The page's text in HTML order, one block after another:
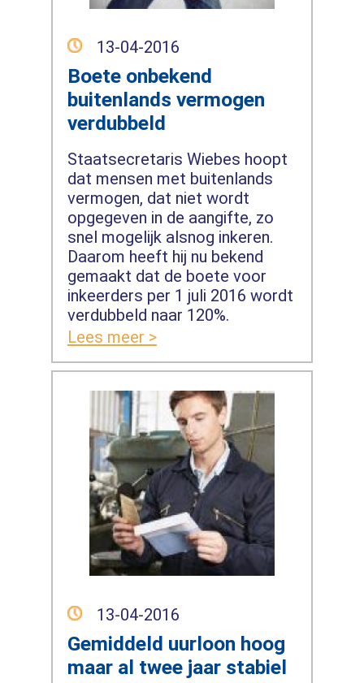
13-04-2016
Boete onbekend
buitenlands vermogen
verdubbeld
Staatsecretaris Wiebes hoopt
dat mensen met buitenlands
vermogen, dat niet wordt
opgegeven in de aangifte, zo
snel mogelijk alsnog inkeren.
Daarom heeft hij nu bekend
gemaakt dat de boete voor
inkeerders per 1 juli 2016 wordt
verdubbeld naar 120%.
Lees meer >
13-04-2016
Gemiddeld uurloon hoog
maar al twee jaar stabiel